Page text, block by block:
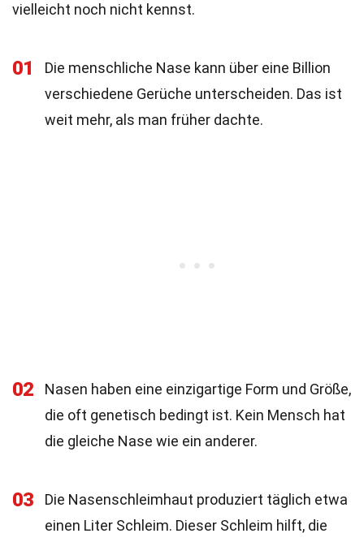
vielleicht noch nicht kennst.
01
Die menschliche Nase kann über eine Billion
verschiedene Gerüche unterscheiden. Das ist
weit mehr, als man früher dachte.
02
Nasen haben eine einzigartige Form und Größe,
die oft genetisch bedingt ist. Kein Mensch hat
die gleiche Nase wie ein anderer.
03
Die Nasenschleimhaut produziert täglich etwa
einen Liter Schleim. Dieser Schleim hilft, die